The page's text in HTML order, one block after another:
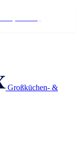
Großküchen- &